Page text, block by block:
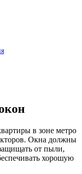
в зоне метро
Окна должны
от пыли,
хорошую